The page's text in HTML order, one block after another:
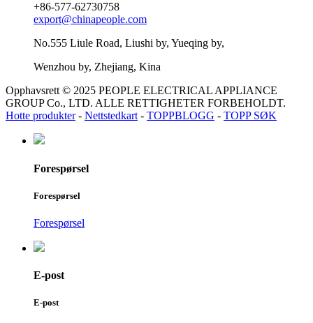
+86-577-62730758
export@chinapeople.com
No.555 Liule Road, Liushi by, Yueqing by,
Wenzhou by, Zhejiang, Kina
Opphavsrett © 2025 PEOPLE ELECTRICAL APPLIANCE
GROUP Co., LTD. ALLE RETTIGHETER FORBEHOLDT.
Hotte produkter- Nettstedkart - TOPPBLOGG - TOPP SØK
Forespørsel
Forespørsel
Forespørsel
E-post
E-post